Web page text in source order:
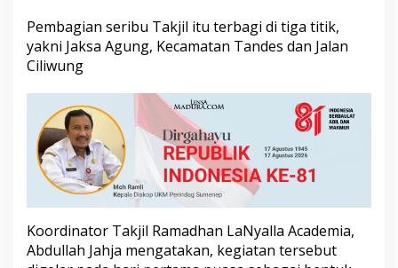
Pembagian seribu Takjil itu terbagi di tiga titik,
yakni Jaksa Agung, Kecamatan Tandes dan Jalan
Ciliwung
Koordinator Takjil Ramadhan LaNyalla Academia,
Abdullah Jahja mengatakan, kegiatan tersebut